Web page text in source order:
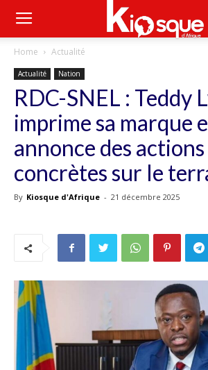
Home Actualité
Actualité Nation
RDC-SNEL : Teddy
imprime sa marque
annonce des actions
concrètes sur le
By Kiosque d'Afrique - 21 décembre 2025